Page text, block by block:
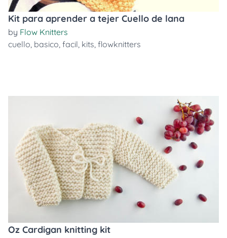
Kit para aprender a tejer Cuello de lana
by Flow Knitters
cuello, basico, facil, kits, flowknitters
Oz Cardigan knitting kit